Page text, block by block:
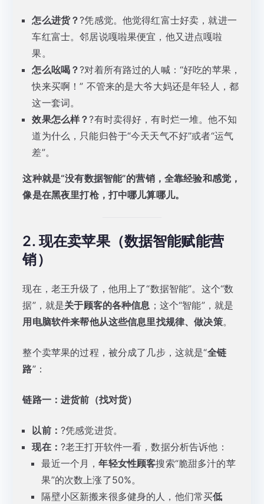
怎么进货？?凭感觉。他觉得红富士好卖，就进一
车红富士。邻居说嘎啦果便宜，他又进点嘎啦
果。
怎么吆喝？?对着所有路过的人喊：“好吃的苹果，
快来买啊！” 不管来的是大爷大妈还是年轻人，都
这一套词。
效果怎么样？?有时卖得好，有时烂一堆。他不知
道为什么，只能归咎于“今天天气不好”或者“运气
差”。
这种就是“没有数据智能”的营销，全靠经验和感觉，
像是在黑夜里打枪，打中哪儿算哪儿。
2. 现在卖苹果（数据智能赋能营
销）
现在，老王升级了，他用上了“数据智能”。这个“数
据”，就是关于顾客的各种信息 ；这个“智能”，就是
用电脑软件来帮他从这些信息里找规律、做决策。
整个卖苹果的过程，被分成了几步，这就是“全链
路”：
链路一：进货前（找对货）
以前： ?凭感觉进货。
现在： ?老王打开软件一看，数据分析告诉他：
最近一个月，年轻女性顾客搜索“脆甜多汁的苹
果”的次数上涨了50%。
隔壁小区新搬来很多健身的人，他们常买低